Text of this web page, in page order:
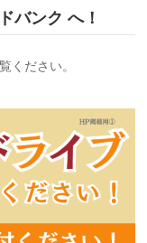
バンク へ！
ください。